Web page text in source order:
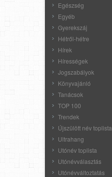
Egészség
Egyéb
Gyerekszáj
Hétről-hétre
Hírek
Hírességek
Jogszabályok
Könyvajánló
Tanácsok
TOP 100
Trendek
Újszülött név toplista
Ultrahang
Utónév toplista
Utónévválasztás
Utónévváltoztatás